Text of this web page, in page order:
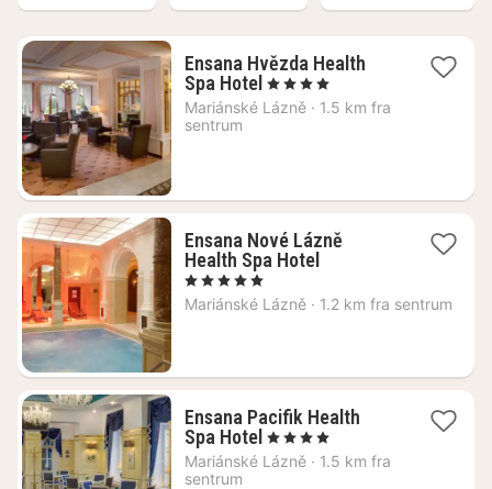
Ensana Hvězda Health
Spa Hotel 1
natt
, 4 Stjerner
Mariánské Lázně · 1.5 km fra
sentrum
Ensana Nové Lázně
Health Spa Hotel1
fra
, 5 Stjerner
Mariánské Lázně · 1.2 km fra sentrum
Ensana Pacifik Health
Spa Hotel 1
natt
, 4 Stjerner
Mariánské Lázně · 1.5 km fra
sentrum